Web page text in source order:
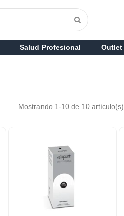
Salud Profesional Outlet
Mostrando 1-10 de 10 artículo(s)